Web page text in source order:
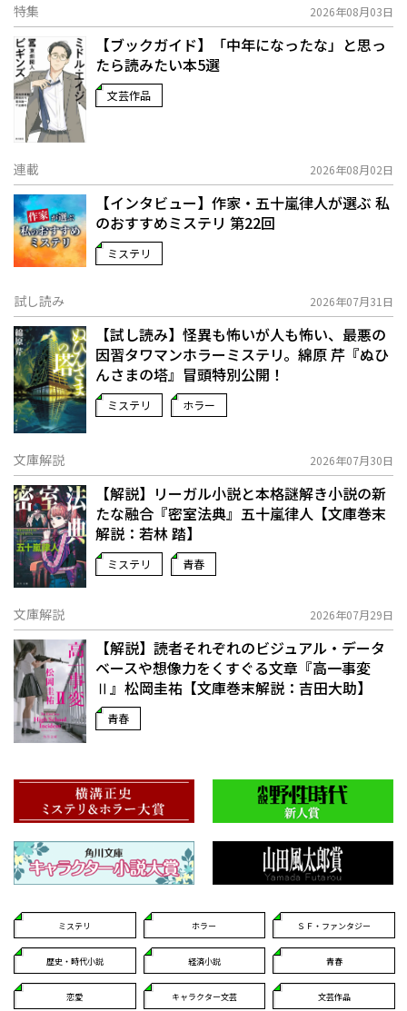
特集 2026年08月03日
【ブックガイド】「中年になったな」と思っ
たら読みたい本5選
文芸作品
連載 2026年08月02日
【インタビュー】作家・五十嵐律人が選ぶ 私
のおすすめミステリ 第22回
ミステリ
試し読み 2026年07月31日
【試し読み】怪異も怖いが人も怖い、最悪の
因習タワマンホラーミステリ。綿原 芹『ぬひ
んさまの塔』冒頭特別公開！
ミステリ ホラー
文庫解説 2026年07月30日
【解説】リーガル小説と本格謎解き小説の新
たな融合――『密室法典』五十嵐律人【文庫巻末
解説：若林 踏】
ミステリ 青春
文庫解説 2026年07月29日
【解説】読者それぞれのビジュアル・データ
ベースや想像力をくすぐる文章――『高一事変
Ⅱ』松岡圭祐【文庫巻末解説：吉田大助】
青春
ミステリ ホラー ＳＦ・ファンタジー
歴史・時代小説 経済小説 青春
恋愛 キャラクター文芸 文芸作品